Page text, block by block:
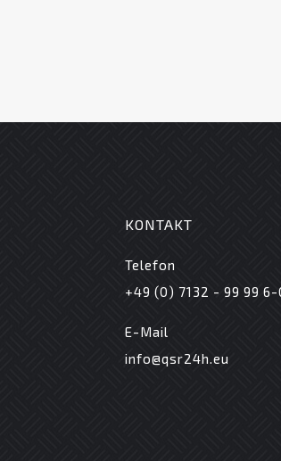
KONTAKT
Telefon
+49 (0) 7132 - 99 99 6-
E-Mail
info@qsr24h.eu